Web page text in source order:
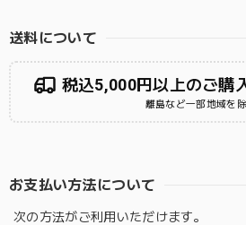
送料について
税込5,000円以上のご購
離島など一部地域を除
お支払い方法について
次の方法がご利用いただけます。